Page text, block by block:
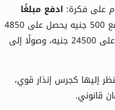
على فكرة: ادفع مبلغًا
، حيث تظهر أرقام توحي بأن من يدفع 500 جنيه يحصل على 4850
جنيهًا، ومن يدفع 1000 جنيه يحصل على 11350 جنيهًا، ومن يدفع 2000 جنيه يحصل على 24500 جنيه، وصولًا إلى
إليها كجرس إنذار قوي،
قانوني.